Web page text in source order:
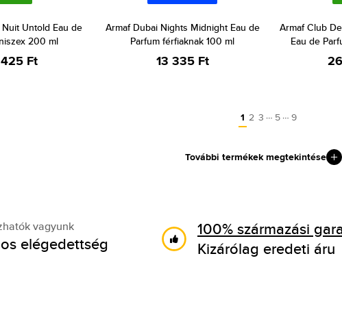
Untold Eau de
200 ml
Ft
Armaf Dubai Nights Midnight Eau de
Parfum férfiaknak 100 ml
13 335 Ft
Armaf Club
Eau de
1 2 3 … 5 … 9
További termékek megtekintése
vagyunk
elégedettség
100% származási
Kizárólag eredeti áru